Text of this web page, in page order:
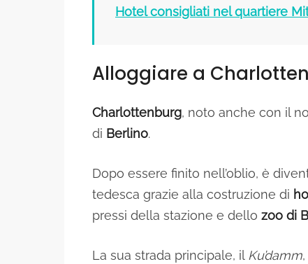
Hotel consigliati nel quartiere
Alloggiare a
Charlottenburg, noto anche con il
di Berlino.
Dopo essere finito nell’oblio, è
tedesca grazie alla costruzione di
pressi della stazione e dello zoo di
La sua strada principale, il Ku’damm